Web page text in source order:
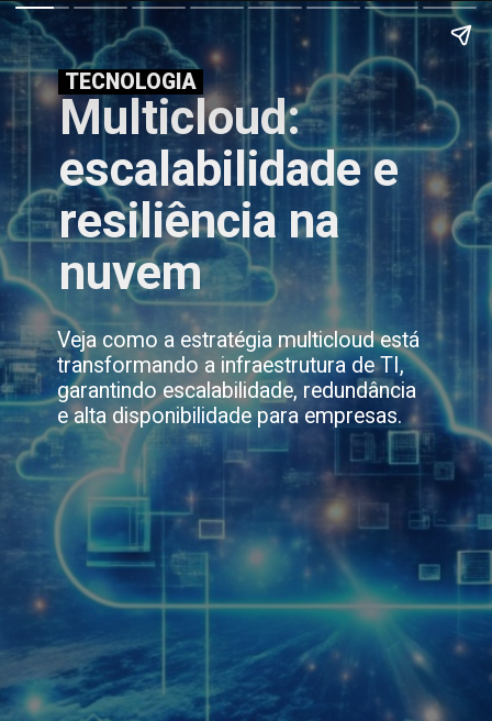
TECNOLOGIA
Multicloud:
escalabilidade e
resiliência na
nuvem
Veja como a estratégia multicloud está
transformando a infraestrutura de TI,
garantindo escalabilidade, redundância
e alta disponibilidade para empresas.